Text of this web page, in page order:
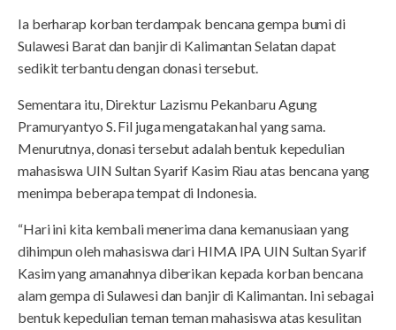
Ia berharap korban terdampak bencana gempa bumi di
Sulawesi Barat dan banjir di Kalimantan Selatan dapat
sedikit terbantu dengan donasi tersebut.
Sementara itu, Direktur Lazismu Pekanbaru Agung
Pramuryantyo S. Fil juga mengatakan hal yang sama.
Menurutnya, donasi tersebut adalah bentuk kepedulian
mahasiswa UIN Sultan Syarif Kasim Riau atas bencana yang
menimpa beberapa tempat di Indonesia.
“Hari ini kita kembali menerima dana kemanusiaan yang
dihimpun oleh mahasiswa dari HIMA IPA UIN Sultan Syarif
Kasim yang amanahnya diberikan kepada korban bencana
alam gempa di Sulawesi dan banjir di Kalimantan. Ini sebagai
bentuk kepedulian teman teman mahasiswa atas kesulitan